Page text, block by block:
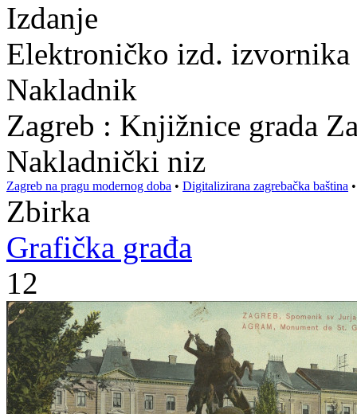
Izdanje
Elektroničko izd.
Nakladnik
Zagreb : Knjižnice grada
Nakladnički niz
Zagreb na pragu modernog doba • Digitalizirana zagrebačka baština
Zbirka
Grafička građa
12